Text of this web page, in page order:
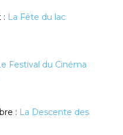
: La Fête du lac
Festival du Cinéma
: La Descente des